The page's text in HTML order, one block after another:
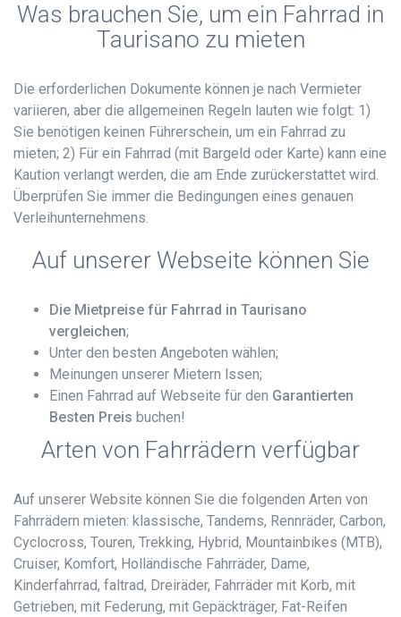
Was brauchen Sie, um ein Fahrrad in
Taurisano zu mieten
Die erforderlichen Dokumente können je nach Vermieter
variieren, aber die allgemeinen Regeln lauten wie folgt: 1)
Sie benötigen keinen Führerschein, um ein Fahrrad zu
mieten; 2) Für ein Fahrrad (mit Bargeld oder Karte) kann eine
Kaution verlangt werden, die am Ende zurückerstattet wird.
Überprüfen Sie immer die Bedingungen eines genauen
Verleihunternehmens.
Auf unserer Webseite können Sie
Die Mietpreise für Fahrrad in Taurisano
vergleichen;
Unter den besten Angeboten wählen;
Meinungen unserer Mietern lssen;
Einen Fahrrad auf Webseite für den Garantierten
Besten Preis buchen!
Arten von Fahrrädern verfügbar
Auf unserer Website können Sie die folgenden Arten von
Fahrrädern mieten: klassische, Tandems, Rennräder, Carbon,
Cyclocross, Touren, Trekking, Hybrid, Mountainbikes (MTB),
Cruiser, Komfort, Holländische Fahrräder, Dame,
Kinderfahrrad, faltrad, Dreiräder, Fahrräder mit Korb, mit
Getrieben, mit Federung, mit Gepäckträger, Fat-Reifen